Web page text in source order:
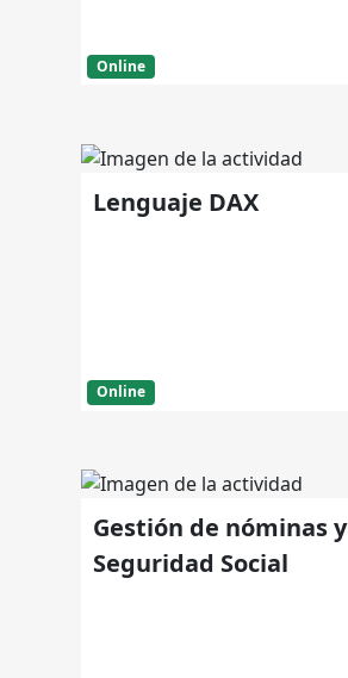
Online
Lenguaje DAX
Online
Gestión de nóminas y
Seguridad Social